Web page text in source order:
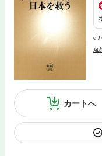
d
返
カートへ